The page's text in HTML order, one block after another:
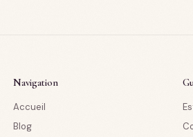
Navigation
Accueil
Blog